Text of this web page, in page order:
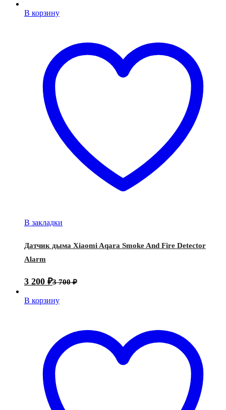
В корзину
В закладки
Датчик дыма Xiaomi Aqara Smoke And Fire Detector
Alarm
3 200 ₽3 700₽
В корзину